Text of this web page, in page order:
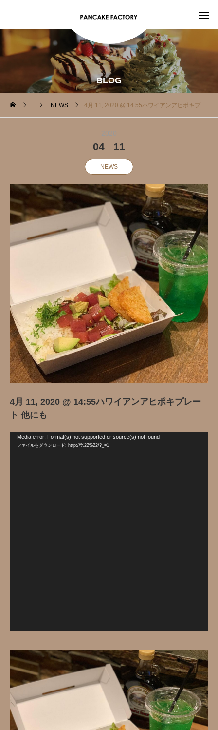
BLOG
NEWS 4月 11, 2020 @ 14:55ハワイアンアヒポキプレート 他にも
2020
04 11
NEWS
4月 11, 2020 @ 14:55ハワイアンアヒポキプレー
ト 他にも
Media error: Format(s) not supported or source(s) not found
ファイルをダウンロード: http://%22%22/?_=1